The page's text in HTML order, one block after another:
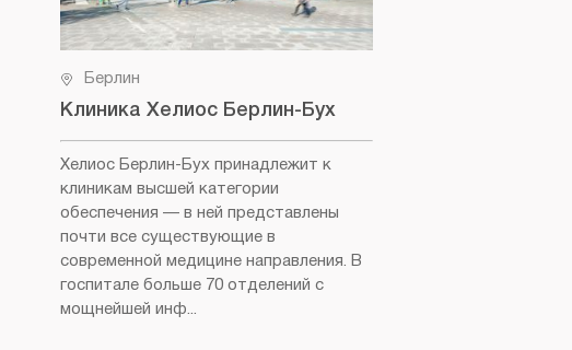
Берлин
Клиника Хелиос Берлин-Бух
Хелиос Берлин-Бух принадлежит к
клиникам высшей категории
обеспечения — в ней представлены
почти все существующие в
современной медицине направления. В
госпитале больше 70 отделений с
мощнейшей инф...